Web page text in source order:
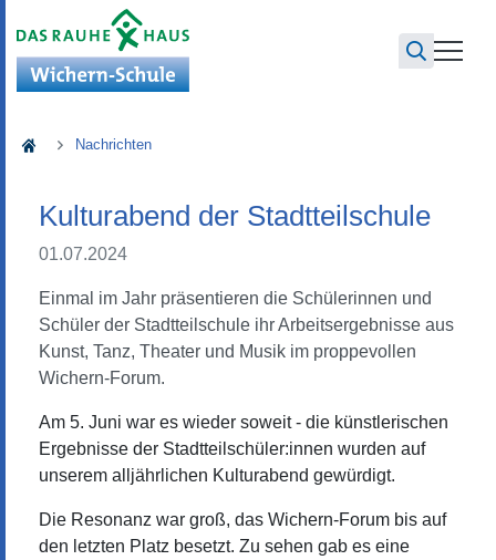
Wichern-Schule
Nachrichten
Kulturabend der Stadtteilschule
01.07.2024
Einmal im Jahr präsentieren die Schülerinnen und
Schüler der Stadtteilschule ihr Arbeitsergebnisse aus
Kunst, Tanz, Theater und Musik im proppevollen
Wichern-Forum.
Am 5. Juni war es wieder soweit - die künstlerischen
Ergebnisse der Stadtteilschüler:innen wurden auf
unserem alljährlichen Kulturabend gewürdigt.
Die Resonanz war groß, das Wichern-Forum bis auf
den letzten Platz besetzt. Zu sehen gab es eine